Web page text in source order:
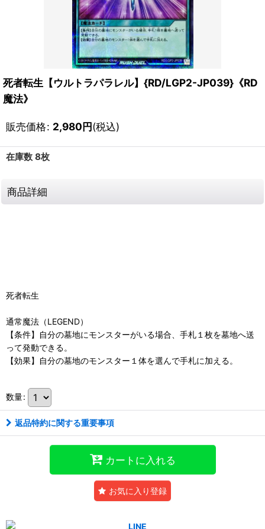
死者転生【ウルトラパラレル】{RD/LGP2-JP039}《RD
魔法》
販売価格: 2,980円(税込)
在庫数 8枚
商品詳細
死者転生
通常魔法（LEGEND）
【条件】自分の墓地にモンスターがいる場合、手札１枚を墓地へ送
って発動できる。
【効果】自分の墓地のモンスター１体を選んで手札に加える。
数量:
返品特約に関する重要事項
カートに入れる
お気に入り登録